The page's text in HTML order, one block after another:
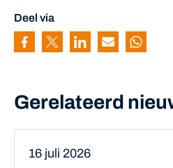
Deel via
Pagina delen via Facebook
Pagina delen via
Pagina delen via
Pagina
Gerelateerd
16 juli 2026